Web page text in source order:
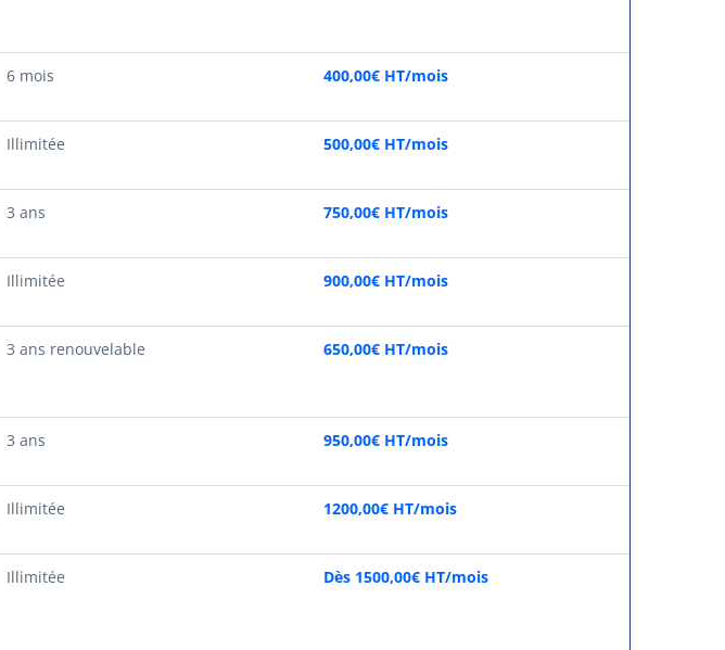
6 mois 400,00€ HT/mois
Illimitée 500,00€ HT/mois
3 ans 750,00€ HT/mois
Illimitée 900,00€ HT/mois
3 ans renouvelable 650,00€ HT/mois
3 ans 950,00€ HT/mois
Illimitée 1200,00€ HT/mois
Illimitée Dès 1500,00€ HT/mois